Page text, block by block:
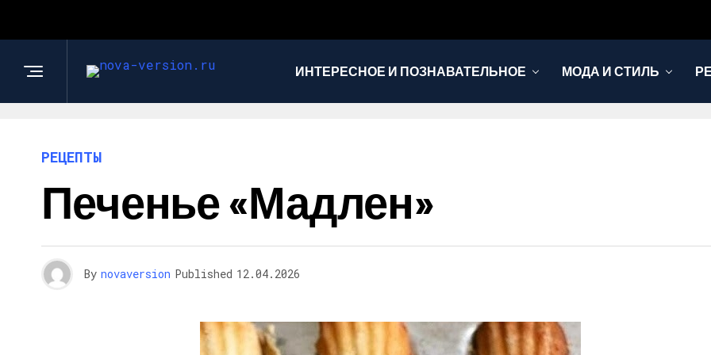
ИНТЕРЕСНОЕ И ПОЗНАВАТЕЛЬНОЕ МОДА И СТИЛЬ
РЕЦЕПТЫ
Печенье «Мадлен»
By novaversion Published 12.04.2026